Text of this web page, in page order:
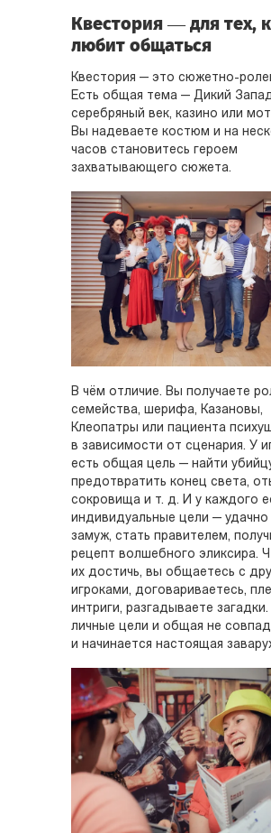
Квестория — для тех,
любит общаться
Квестория — это сюжетно-
Есть общая тема — Дикий
серебряный век, казино или
Вы надеваете костюм и на
часов становитесь героем
захватывающего сюжета.
В чём отличие. Вы получаете
семейства, шерифа, Казановы,
Клеопатры или пациента
в зависимости от сценария. У
есть общая цель — найти
предотвратить конец света,
сокровища и т. д. И у каждого
индивидуальные цели — удачно
замуж, стать правителем,
рецепт волшебного эликсира.
их достичь, вы общаетесь с
игроками, договариваетесь,
интриги, разгадываете
личные цели и общая не
и начинается настоящая